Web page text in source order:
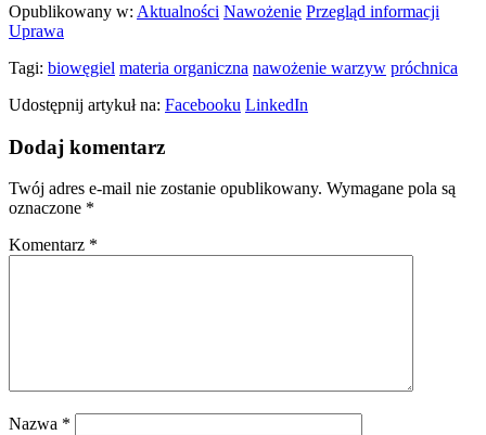
Opublikowany w: Aktualności Nawożenie Przegląd informacji
Uprawa
Tagi: biowęgiel materia organiczna nawożenie warzyw próchnica
Udostępnij artykuł na: Facebooku LinkedIn
Dodaj komentarz
Twój adres e-mail nie zostanie opublikowany. Wymagane pola są
oznaczone *
Komentarz *
Nazwa *